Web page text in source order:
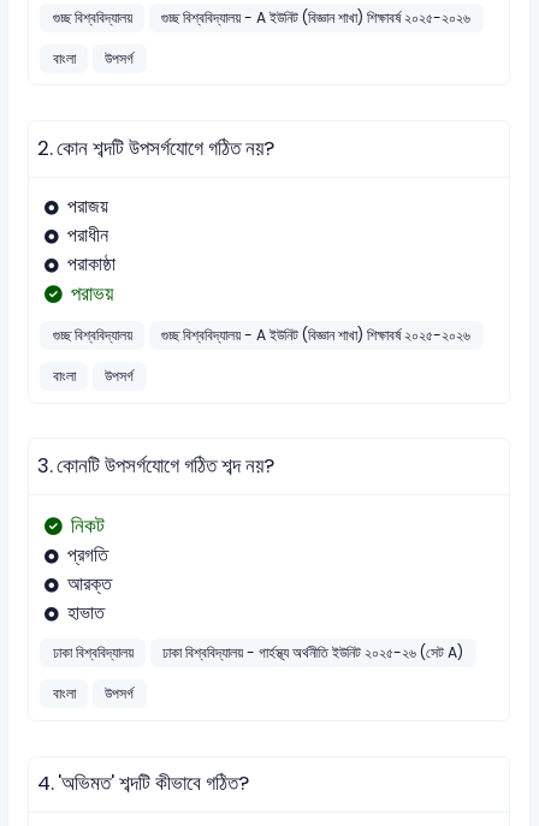
গুচ্ছ বিশ্ববিদ্যালয়
গুচ্ছ বিশ্ববিদ্যালয় - A ইউনিট (বিজ্ঞান শাখা) শিক্ষাবর্ষ ২০২৫-২০২৬
বাংলা
উপসর্গ
2.কোন শব্দটি উপসর্গযোগে গঠিত নয়?
পরাজয়
পরাধীন
পরাকাষ্ঠা
পরাভয়
গুচ্ছ বিশ্ববিদ্যালয়
গুচ্ছ বিশ্ববিদ্যালয় - A ইউনিট (বিজ্ঞান শাখা) শিক্ষাবর্ষ ২০২৫-২০২৬
বাংলা
উপসর্গ
3.কোনটি উপসর্গযোগে গঠিত শব্দ নয়?
নিকট
প্রগতি
আরক্ত
হাভাত
ঢাকা বিশ্ববিদ্যালয়
ঢাকা বিশ্ববিদ্যালয় - গার্হস্থ্য অর্থনীতি ইউনিট ২০২৫-২৬ (সেট A)
বাংলা
উপসর্গ
4.'অভিমত' শব্দটি কীভাবে গঠিত?